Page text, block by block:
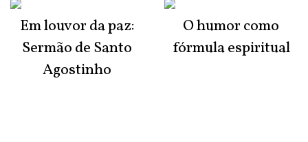
Em louvor da paz:
Sermão de Santo
Agostinho
O humor como
fórmula espiritual